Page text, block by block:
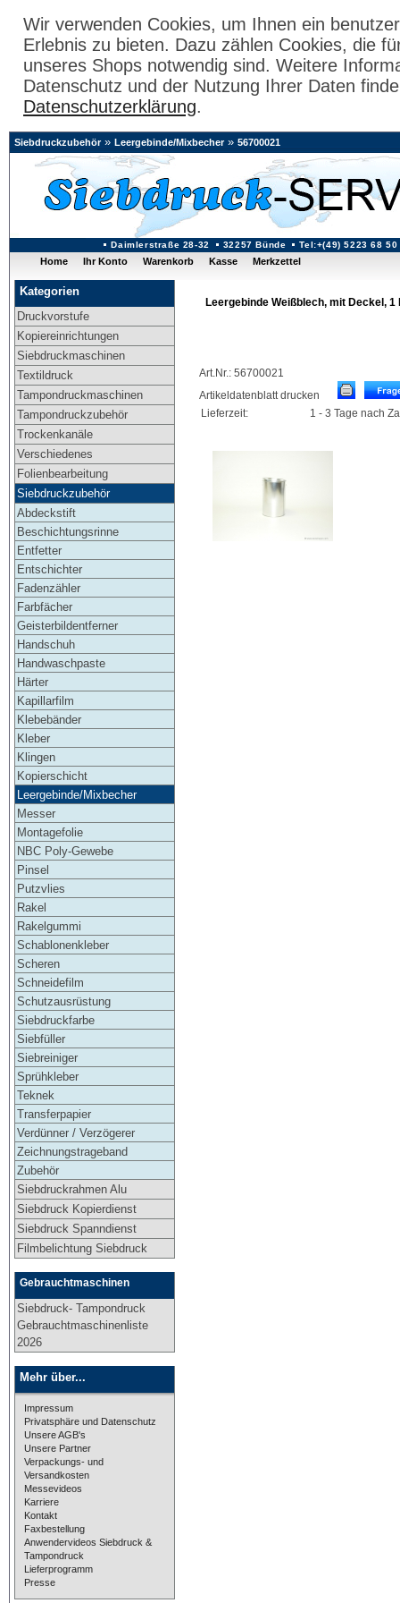
Wir verwenden Cookies, um Ihnen ein
Erlebnis zu bieten. Dazu zählen Cookies, die
unseres Shops notwendig sind. Weitere
Datenschutz und der Nutzung Ihrer Daten
Datenschutzerklärung.
Daimlerstraße 28-32 32257 Bünde Tel:+(49) 5223 68 50
Siebdruckzubehör» Leergebinde/Mixbecher» 56700021
Home Ihr Konto Warenkorb Kasse Merkzettel
Kategorien
Druckvorstufe
Kopiereinrichtungen
Siebdruckmaschinen
Textildruck
Tampondruckmaschinen
Tampondruckzubehör
Trockenkanäle
Verschiedenes
Folienbearbeitung
Siebdruckzubehör
Abdeckstift
Beschichtungsrinne
Entfetter
Entschichter
Fadenzähler
Farbfächer
Geisterbildentferner
Handschuh
Handwaschpaste
Härter
Kapillarfilm
Klebebänder
Kleber
Klingen
Kopierschicht
Leergebinde/Mixbecher
Messer
Montagefolie
NBC Poly-Gewebe
Pinsel
Putzvlies
Rakel
Rakelgummi
Schablonenkleber
Scheren
Schneidefilm
Schutzausrüstung
Siebdruckfarbe
Siebfüller
Siebreiniger
Sprühkleber
Teknek
Transferpapier
Verdünner / Verzögerer
Zeichnungstrageband
Zubehör
Siebdruckrahmen Alu
Siebdruck Kopierdienst
Siebdruck Spanndienst
Filmbelichtung Siebdruck
Gebrauchtmaschinen
Siebdruck- Tampondruck
Gebrauchtmaschinenliste
2026
Mehr über...
Impressum
Privatsphäre und Datenschutz
Unsere AGB's
Unsere Partner
Verpackungs- und
Versandkosten
Messevideos
Karriere
Kontakt
Faxbestellung
Anwendervideos Siebdruck &
Tampondruck
Lieferprogramm
Presse
Leergebinde Weißblech, mit Deckel, 1
Art.Nr.: 56700021
Artikeldatenblatt drucken
Lieferzeit:
1 - 3 Tage nach